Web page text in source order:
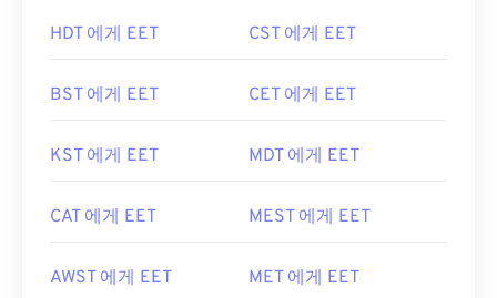
HDT 에게 EET CST 에게 EET
BST 에게 EET CET 에게 EET
KST 에게 EET MDT 에게 EET
CAT 에게 EET MEST 에게 EET
AWST 에게 EET MET 에게 EET